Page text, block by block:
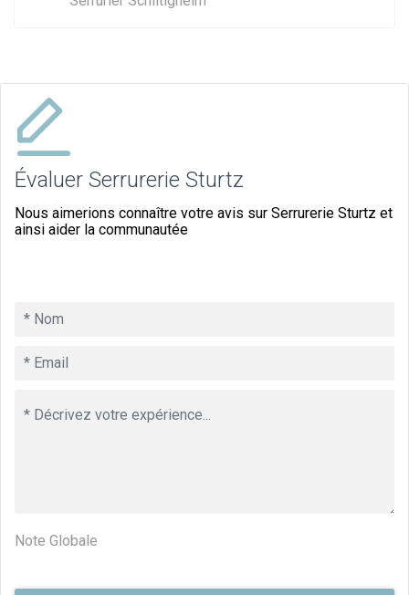
Évaluer Serrurerie Sturtz
Nous aimerions connaître votre avis sur Serrurerie Sturtz et
ainsi aider la communautée
Note Globale